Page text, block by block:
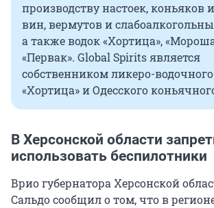
производству настоек, коньяков
вин, вермутов и
а также водок «Хортица»,
«Первак». Global Spirits является
собственником ликеро-
«Хортица» и Одесского
В Херсонской области
использовать беспилотники
Врио губернатора Херсонской
Сальдо сообщил о том, что в